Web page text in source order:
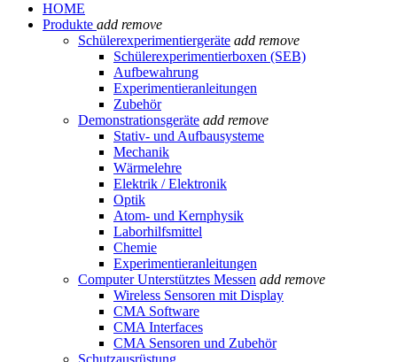
HOME
Produkte add remove
Schülerexperimentiergeräte add remove
Schülerexperimentierboxen (SEB)
Aufbewahrung
Experimentieranleitungen
Zubehör
Demonstrationsgeräte add remove
Stativ- und Aufbausysteme
Mechanik
Wärmelehre
Elektrik / Elektronik
Optik
Atom- und Kernphysik
Laborhilfsmittel
Chemie
Experimentieranleitungen
Computer Unterstütztes Messen add remove
Wireless Sensoren mit Display
CMA Software
CMA Interfaces
CMA Sensoren und Zubehör
Schutzausrüstung